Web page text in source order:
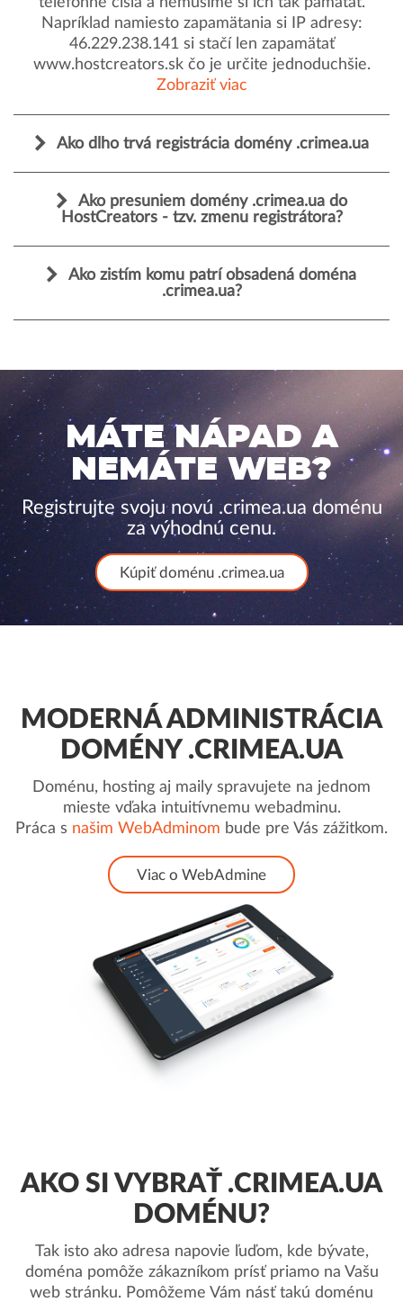
Napríklad namiesto zapamätania si IP adresy:
46.229.238.141 si stačí len zapamätať
www.hostcreators.sk čo je určite jednoduchšie.
Zobraziť viac
Ako dlho trvá registrácia domény .crimea.ua
Ako presuniem domény .crimea.ua do
HostCreators - tzv. zmenu registrátora?
Ako zistím komu patrí obsadená doména
.crimea.ua?
MÁTE NÁPAD A
NEMÁTE WEB?
Registrujte svoju novú .crimea.ua doménu
za výhodnú cenu.
Kúpiť doménu .crimea.ua
MODERNÁ ADMINISTRÁCIA
DOMÉNY .CRIMEA.UA
Doménu, hosting aj maily spravujete na jednom
mieste vďaka intuitívnemu webadminu.
Práca s našim WebAdminom bude pre Vás zážitkom.
Viac o WebAdmine
AKO SI VYBRAŤ .CRIMEA.UA
DOMÉNU?
Tak isto ako adresa napovie ľuďom, kde bývate,
doména pomôže zákazníkom prísť priamo na Vašu
web stránku. Pomôžeme Vám násť takú doménu